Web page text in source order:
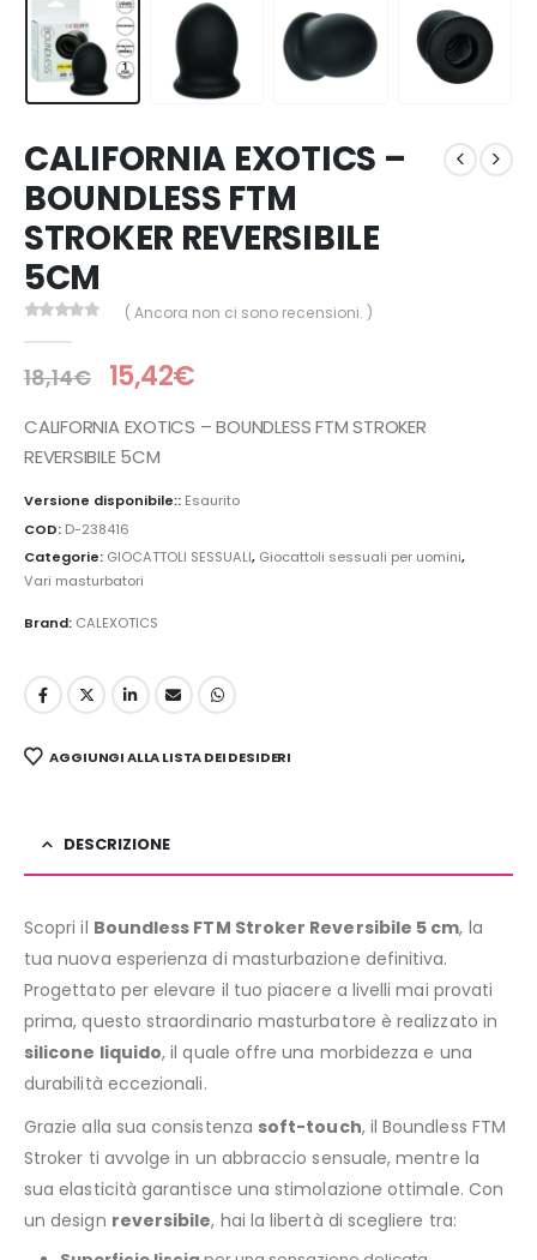
CALIFORNIA EXOTICS –
BOUNDLESS FTM
STROKER REVERSIBILE
5CM
( Ancora non ci sono recensioni. )
18,14€ 15,42€
CALIFORNIA EXOTICS – BOUNDLESS FTM STROKER
REVERSIBILE 5CM
Versione disponibile:: Esaurito
COD: D-238416
Categorie: GIOCATTOLI SESSUALI, Giocattoli sessuali per uomini,
Vari masturbatori
Brand: CALEXOTICS
AGGIUNGI ALLA LISTA DEI DESIDERI
DESCRIZIONE
Scopri il Boundless FTM Stroker Reversibile 5 cm, la
tua nuova esperienza di masturbazione definitiva.
Progettato per elevare il tuo piacere a livelli mai provati
prima, questo straordinario masturbatore è realizzato in
silicone liquido, il quale offre una morbidezza e una
durabilità eccezionali.
Grazie alla sua consistenza soft-touch, il Boundless FTM
Stroker ti avvolge in un abbraccio sensuale, mentre la
sua elasticità garantisce una stimolazione ottimale. Con
un design reversibile, hai la libertà di scegliere tra: